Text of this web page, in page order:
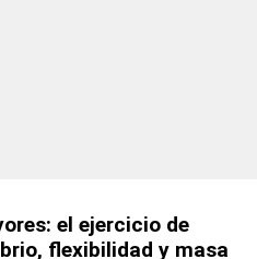
el ejercicio de
flexibilidad y masa